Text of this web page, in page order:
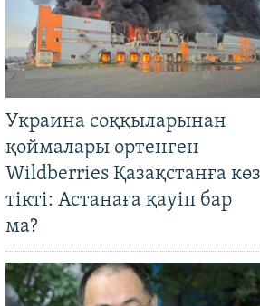
Украина соққыларынан
қоймалары өртенген
Wildberries Қазақстанға көз
тікті: Астанаға қауіп бар
ма?